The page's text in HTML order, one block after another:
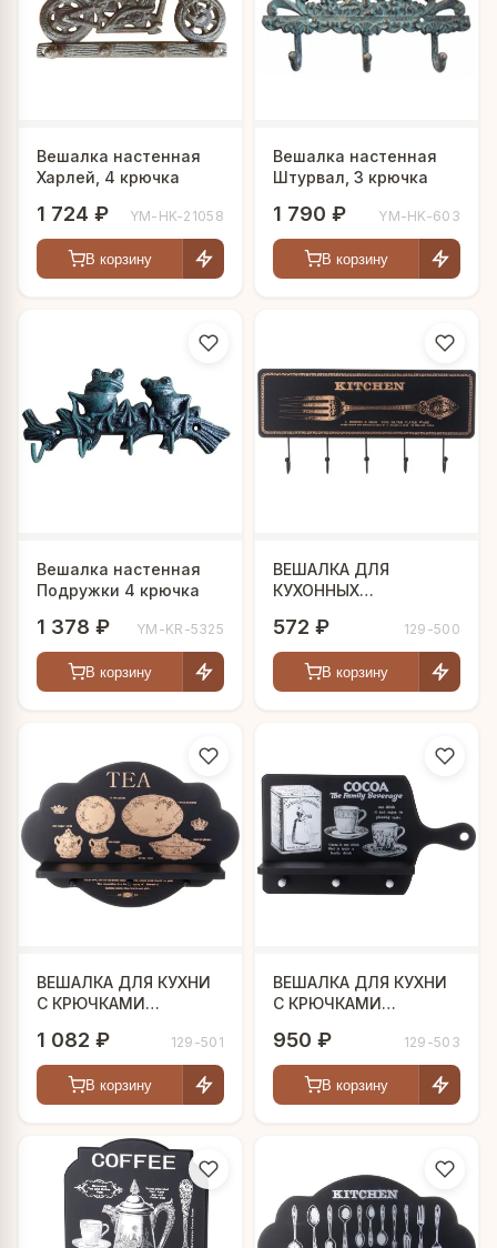
Вешалка настенная
Харлей, 4 крючка
1 724 ₽ YM-HK-21058
В корзину
Вешалка настенная
Штурвал, 3 крючка
1 790 ₽ YM-HK-603
В корзину
Вешалка настенная
Подружки 4 крючка
1 378 ₽ YM-KR-5325
В корзину
ВЕШАЛКА ДЛЯ
КУХОННЫХ
39,5*19*4,5 СМ
572 ₽ 129-500
В корзину
ВЕШАЛКА ДЛЯ КУХНИ
С КРЮЧКАМИ
1 082 ₽ 129-501
В корзину
ВЕШАЛКА ДЛЯ КУХНИ
С КРЮЧКАМИ
950 ₽ 129-503
В корзину